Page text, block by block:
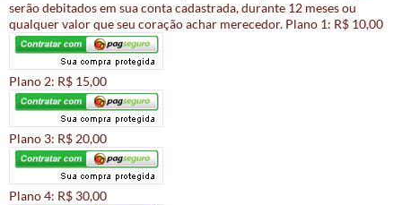
serão debitados em sua conta cadastrada, durante 12 meses ou
qualquer valor que seu coração achar merecedor. Plano 1: R$ 10,00
Plano 2: R$ 15,00
Plano 3: R$ 20,00
Plano 4: R$ 30,00